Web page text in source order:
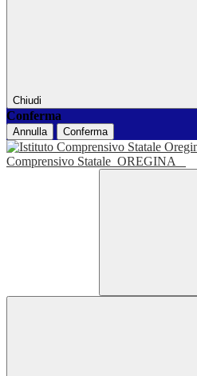
Chiudi
Conferma
Annulla Conferma
Comprensivo Statale OREGINA